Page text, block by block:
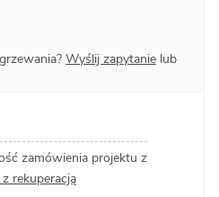
Wyślij zapytanie lub
zamówienia projektu z
rekuperacją